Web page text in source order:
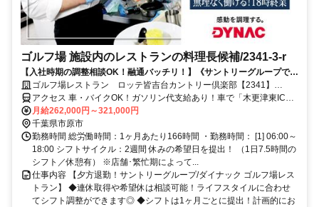
ゴルフ場 施設内のレストランの料理長候補/2341-3-r
【入社時期の調整相談OK！融通バッチリ！】《サントリーグループで安
定》18時には帰れる！ゴルフ場レストラン☆厚待遇＆高収入◎40代50代
も多数
ゴルフ場レストラン ロッテ皆吉台カントリー倶楽部【2341】
【社】
アクセス 車・バイクOK！ガソリン代支給あり！車で「木更津東IC」
～約17分、「市原IC」～約30分、「五井駅」～約30分
月給262,000円～321,000円
千葉県市原市
勤務時間 総労働時間：1ヶ月あたり166時間 ・勤務時間： [1] 06:00～
18:00 シフトサイクル：2週間 休みの希望日を提出！ （1日7.5時間の
シフト／休憩有） ※店舗･繁忙期によって...
仕事内容 【夕方退勤！サントリーグループ/ダイナック ゴルフ場レス
トラン】 ◆連休取得や希望休は相談可能！ライフスタイルに合わせ
てシフト調整ができます◎ ◆シフトは1ヶ月ごとに提出！計画的にお